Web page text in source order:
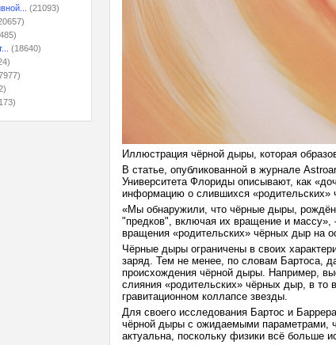
(21093)
(18640)
Иллюстрация чёрной дыры, которая
В статье, опубликованной в журнале
Университета Флориды описывают, как
информацию о слившихся «родительских»
«Мы обнаружили, что чёрные дыры,
"предков", включая их вращение и массу»,
вращения «родительских» чёрных дыр на
Чёрные дыры ограничены в своих
заряд. Тем не менее, по словам Бартоса,
происхождения чёрной дыры. Например,
слияния «родительских» чёрных дыр, в то
гравитационном коллапсе звезды.
Для своего исследования Бартос и
чёрной дыры с ожидаемыми параметрами,
актуальна, поскольку физики всё больше